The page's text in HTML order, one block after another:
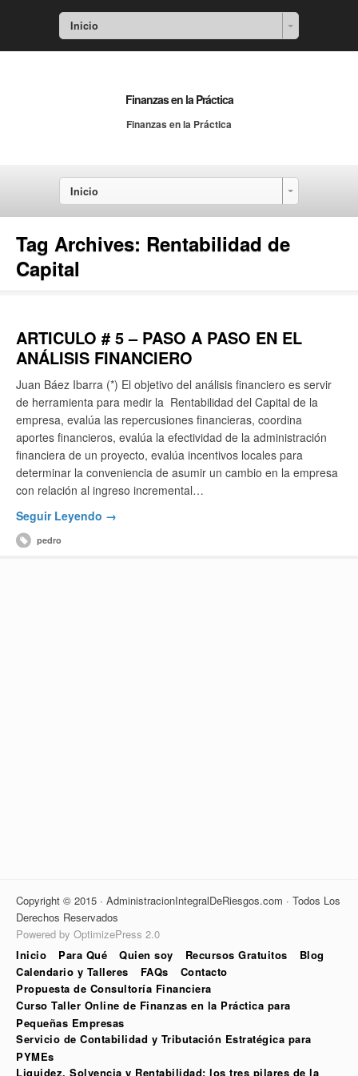
Inicio
Finanzas en la Práctica
Finanzas en la Práctica
Inicio
Tag Archives: Rentabilidad de
Capital
ARTICULO # 5 – PASO A PASO EN EL
ANÁLISIS FINANCIERO
Juan Báez Ibarra (*) El objetivo del análisis financiero es servir
de herramienta para medir la Rentabilidad del Capital de la
empresa, evalúa las repercusiones financieras, coordina
aportes financieros, evalúa la efectividad de la administración
financiera de un proyecto, evalúa incentivos locales para
determinar la conveniencia de asumir un cambio en la empresa
con relación al ingreso incremental…
Seguir Leyendo →
pedro
Copyright © 2015 · AdministracionIntegralDeRiesgos.com · Todos Los
Derechos Reservados
Powered by OptimizePress 2.0
Inicio
Para Qué Quien soy Recursos Gratuitos
Blog
Calendario y Talleres
FAQs
Contacto
Propuesta de Consultoría Financiera
Curso Taller Online de Finanzas en la Práctica para
Pequeñas Empresas
Servicio de Contabilidad y Tributación Estratégica para
PYMEs
Liquidez, Solvencia y Rentabilidad: los tres pilares de la